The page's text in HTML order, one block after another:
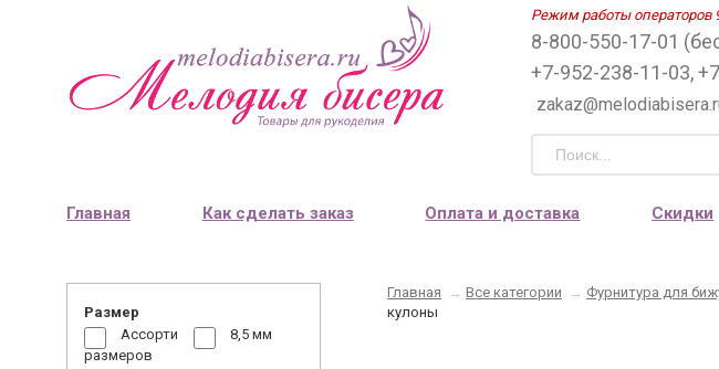
Режим работы операторов
8-800-550-17-01
+7-952-238-11-03,
Главная Как сделать заказ Оплата и доставка Скидки
Размер
Ассорти
размеров
8,5 мм
Главная → Все категории → Фурнитура для
кулоны